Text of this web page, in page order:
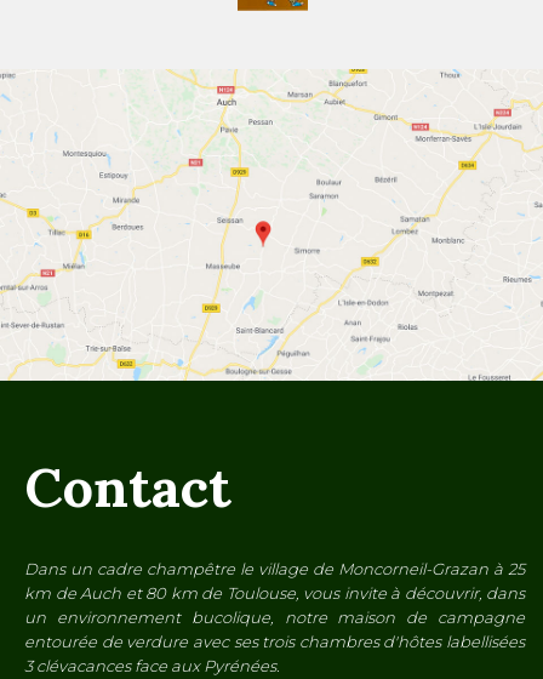
Contact
Dans un cadre champêtre le village de Moncorneil-Grazan à 25
km de Auch et 80 km de Toulouse, vous invite à découvrir, dans
un environnement bucolique, notre maison de campagne
entourée de verdure avec ses trois chambres d'hôtes labellisées
3 clévacances face aux Pyrénées.